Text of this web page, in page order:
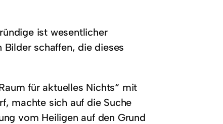
ist wesentlicher
schaffen, die dieses
für aktuelles Nichts“ mit
machte sich auf die Suche
vom Heiligen auf den Grund